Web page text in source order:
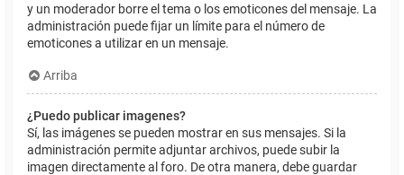
y un moderador borre el tema o los emoticones del mensaje. La
administración puede fijar un límite para el número de
emoticones a utilizar en un mensaje.
Arriba
¿Puedo publicar imagenes?
Sí, las imágenes se pueden mostrar en sus mensajes. Si la
administración permite adjuntar archivos, puede subir la
imagen directamente al foro. De otra manera, debe guardar